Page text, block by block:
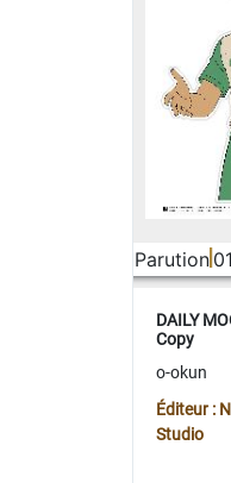
Parution
DAILY
Copy
o-okun
Éditeur :
Studio